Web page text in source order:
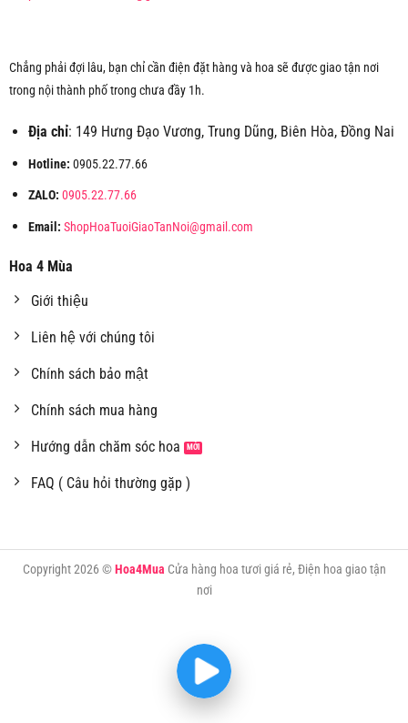
Chẳng phải đợi lâu, bạn chỉ cần điện đặt hàng và hoa sẽ được giao tận nơi
trong nội thành phố trong chưa đầy 1h.
Địa chỉ: 149 Hưng Đạo Vương, Trung Dũng, Biên Hòa, Đồng Nai
Hotline: 0905.22.77.66
ZALO: 0905.22.77.66
Email: ShopHoaTuoiGiaoTanNoi@gmail.com
Hoa 4 Mùa
Giới thiệu
Liên hệ với chúng tôi
Chính sách bảo mật
Chính sách mua hàng
Hướng dẫn chăm sóc hoa
FAQ ( Câu hỏi thường gặp )
Copyright 2026 ©Hoa4Mua Cửa hàng hoa tươi giá rẻ, Điện hoa giao tận
nơi